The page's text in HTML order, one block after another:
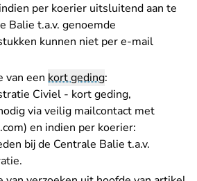
per koerier uitsluitend aan te
Balie t.a.v. genoemde
kunnen niet per e-mail
van een kort geding:
Civiel - kort geding,
viaveilig mailcontact met
- U verlaat Rechtspraak.nl
en indien per koerier:
bij de Centrale Balie t.a.v.